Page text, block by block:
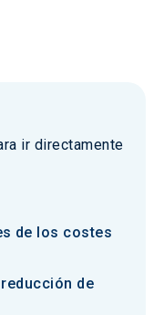
ir directamente
de los costes
de